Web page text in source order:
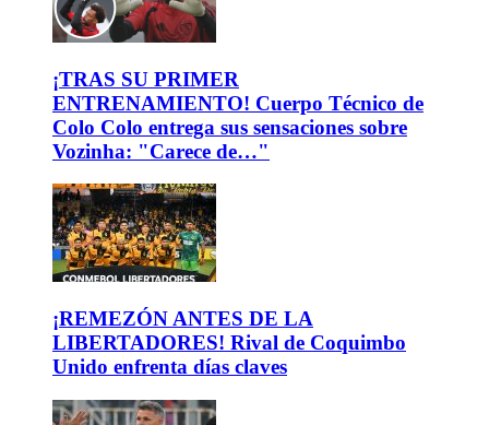
¡TRAS SU PRIMER
ENTRENAMIENTO! Cuerpo Técnico de
Colo Colo entrega sus sensaciones sobre
Vozinha: "Carece de…"
¡REMEZÓN ANTES DE LA
LIBERTADORES! Rival de Coquimbo
Unido enfrenta días claves